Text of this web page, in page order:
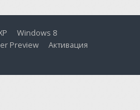
Windows 8
Preview
Активация